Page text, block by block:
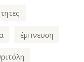
έμπνευση